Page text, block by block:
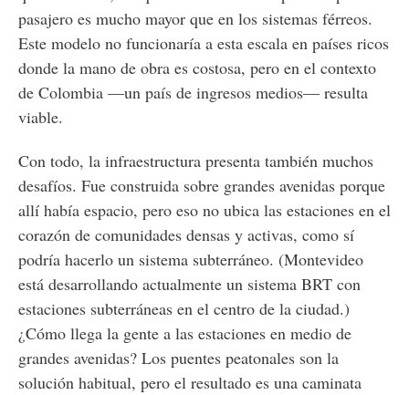
pasajero es mucho mayor que en los sistemas férreos.
Este modelo no funcionaría a esta escala en países ricos
donde la mano de obra es costosa, pero en el contexto
de Colombia —un país de ingresos medios— resulta
viable.
Con todo, la infraestructura presenta también muchos
desafíos. Fue construida sobre grandes avenidas porque
allí había espacio, pero eso no ubica las estaciones en el
corazón de comunidades densas y activas, como sí
podría hacerlo un sistema subterráneo. (Montevideo
está desarrollando actualmente un sistema BRT con
estaciones subterráneas en el centro de la ciudad.)
¿Cómo llega la gente a las estaciones en medio de
grandes avenidas? Los puentes peatonales son la
solución habitual, pero el resultado es una caminata